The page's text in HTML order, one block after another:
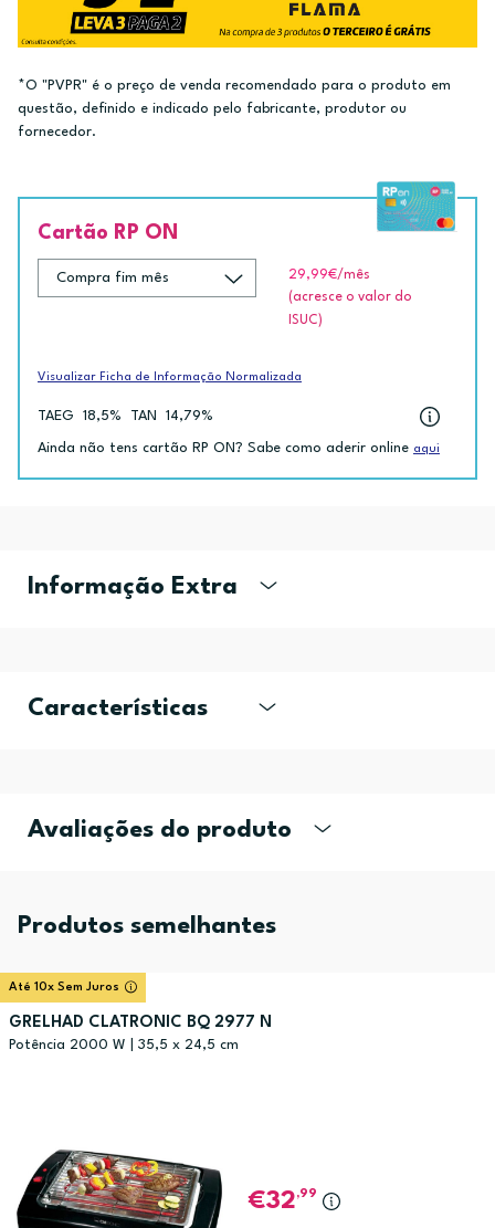
*O "PVPR" é o preço de venda recomendado para o produto em
questão, definido e indicado pelo fabricante, produtor ou
fornecedor.
Cartão RP ON
29,99€/mês
(acresce o valor do
ISUC)
Visualizar Ficha de Informação Normalizada
TAEG 18,5% TAN 14,79%
Ainda não tens cartão RP ON? Sabe como aderir online aqui
Informação Extra
Características
Avaliações do produto
Produtos semelhantes
Até 10x Sem Juros
GRELHAD CLATRONIC BQ 2977 N
Potência 2000 W | 35,5 x 24,5 cm
32,99